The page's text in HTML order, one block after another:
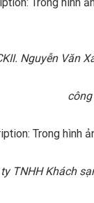
Nguyễn Văn
ty TNHH Khách